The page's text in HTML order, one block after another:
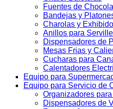
Fuentes de
Bandejas y
Charolas y
Anillos para
Dispensadores de
Mesas Frias y
Cucharas para
Calentadores
Equipo para
Equipo para Servicio de
Organizadores
Dispensadores de